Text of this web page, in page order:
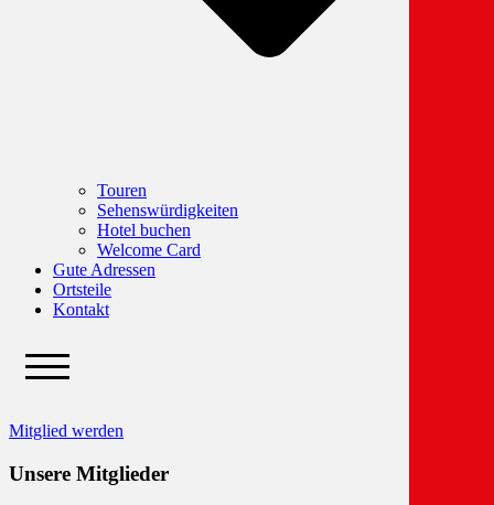
Touren
Sehenswürdigkeiten
Hotel buchen
Welcome Card
Gute Adressen
Ortsteile
Kontakt
Mitglied werden
Unsere Mitglieder